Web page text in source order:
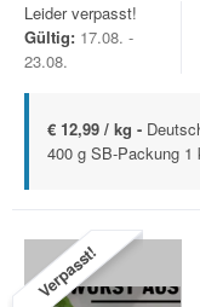
Leider verpasst!
Gültig: 17.08. -
23.08.
€ 12,99 / kg -
400 g SB-Packung 1
Verpasst!